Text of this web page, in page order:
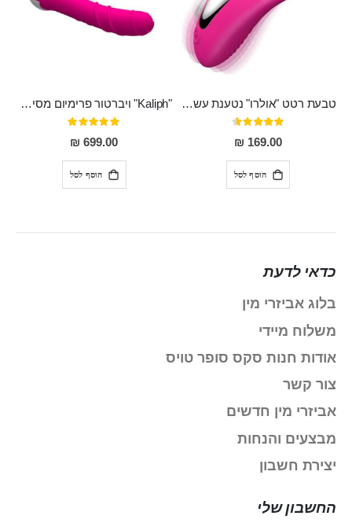
טבעת רטט "אולרו" נטענת עשויה סיליקון רפואי עם רטט חזק ומטריף חושים
דירוג:
91%
169.00 ₪
הוסף לסל
"Kaliph" ויברטור פרימיום מסיליקון רפואי , נטען, שקט במיוחד, מסתובב ומתפתל, שמנמן עם חדירה 14 סמ
דירוג:
100%
699.00 ₪
הוסף לסל
כדאי לדעת
בלוג אביזרי מין
משלוח מיידי
אודות חנות סקס סופר טויס
צור קשר
אביזרי מין חדשים
מבצעים והנחות
יצירת חשבון
החשבון שלי